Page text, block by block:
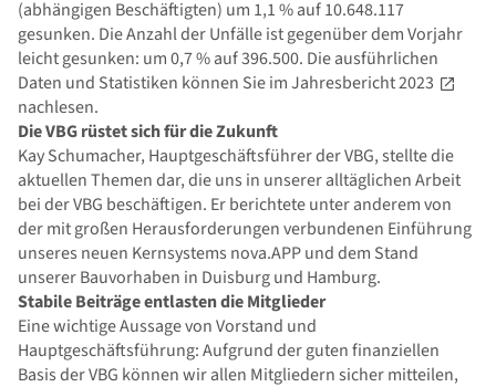
(abhängigen Beschäftigten) um 1,1 % auf 10.648.117
gesunken. Die Anzahl der Unfälle ist gegenüber dem Vorjahr
leicht gesunken: um 0,7 % auf 396.500. Die ausführlichen
Daten und Statistiken können Sie imJahresbericht 2023
nachlesen.
Die VBG rüstet sich für die Zukunft
Kay Schumacher, Hauptgeschäftsführer der VBG, stellte die
aktuellen Themen dar, die uns in unserer alltäglichen Arbeit
bei der VBG beschäftigen. Er berichtete unter anderem von
der mit großen Herausforderungen verbundenen Einführung
unseres neuen Kernsystems nova.APP und dem Stand
unserer Bauvorhaben in Duisburg und Hamburg.
Stabile Beiträge entlasten die Mitglieder
Eine wichtige Aussage von Vorstand und
Hauptgeschäftsführung: Aufgrund der guten finanziellen
Basis der VBG können wir allen Mitgliedern sicher mitteilen,